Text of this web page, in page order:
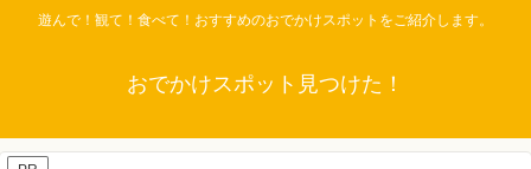
遊んで！観て！食べて！おすすめのおでかけスポットをご紹介します。
おでかけスポット見つけた！